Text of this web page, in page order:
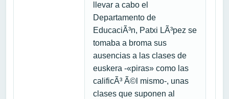
llevar a cabo el
Departamento de
EducaciÃ³n, Patxi LÃ³pez se
tomaba a broma sus
ausencias a las clases de
euskera -«piras» como las
calificÃ³ Ã©l mismo-, unas
clases que suponen al